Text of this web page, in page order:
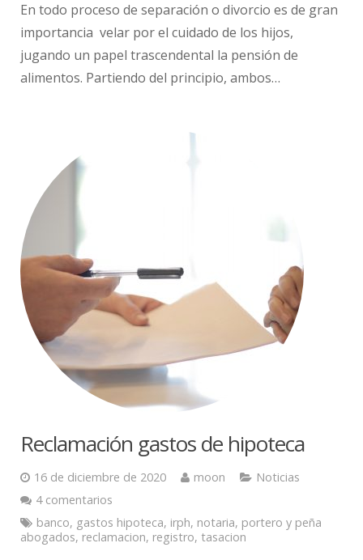
En todo proceso de separación o divorcio es de gran
importancia velar por el cuidado de los hijos,
jugando un papel trascendental la pensión de
alimentos. Partiendo del principio, ambos…
Reclamación gastos de hipoteca
16 de diciembre de 2020 moon
Noticias
4 comentarios
banco, gastos hipoteca, irph, notaria, portero y peña
abogados, reclamacion, registro, tasacion